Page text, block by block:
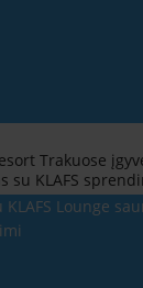
Trakuose
su KLAFS